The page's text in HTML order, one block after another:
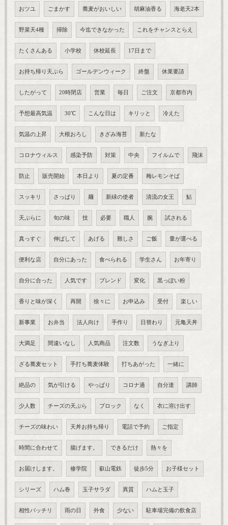
おツユ ごまかす 蕎麦がおいしい 胡麻油香る 海老天2本
野菜天4種 掃除 今迄できなかった これをチャンスとらえ
たくさんある 小学校 休校延長 17日まで
お持ち帰り天ぷら ゴールデンウィーク 終盤 休業要請
したがって 20時閉店 営業 毎日 ご注文 京都市内
予想最高気温 30℃ こんな日は キリッと 冷えた
気温の上昇 大根おろし きざみ海苔 新たな
コロナウィルス 感染予防 対策 中央 フイルムで 飛沫
防止 販売開始 本日より 夏の定番 梅レモンそば
スッキリ さっぱり 麺 新緑の使者 清流の女王 鮎
天ぷらに 旬の味 技 必要 職人 腕 試される
真っすぐ 伸ばして あげる 難しさ ご飯 量が選べる
便利な店 自分にあった 食べられる 学生さん お年寄り
自分に合った 人気です ブレンド 変化 黒っぽい粉
香りと味が深く 再開 徐々に お申込み 受付 楽しい
新事業 お弁当 法人向け 手作り 日替わり 元亀天丼
大満足 間違いなし 人気商品 注文数 うなぎ上り
ざる蕎麦セット 手打ち蕎麦体験 打ちあがった 一緒に
絶品の 気が引ける やっぱり コロナ過 自分達 講師
少人数 チーズの天ぷら ブロック なく 衣に溶け出す
チーズの味わい 天丼お持ち帰り 電話で予約 ご指定
時間に合わせて 揚げます。 できるだけ 熱々を
お届けします。 修学院 叡山電鉄 徒歩5分 お子様セット
シリーズ ハム巻 玉子サラダ 異質 ハムと玉子
相性バッチリ 雨の日 外食 少ない 駐車場完備の飲食店